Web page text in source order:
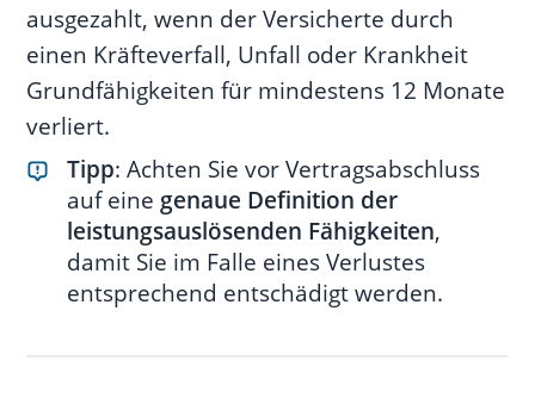
ausgezahlt, wenn der Versicherte durch
einen Kräfteverfall, Unfall oder Krankheit
Grundfähigkeiten für mindestens 12 Monate
verliert.
Tipp: Achten Sie vor Vertragsabschluss
auf eine genaue Definition der
leistungsauslösenden Fähigkeiten,
damit Sie im Falle eines Verlustes
entsprechend entschädigt werden.